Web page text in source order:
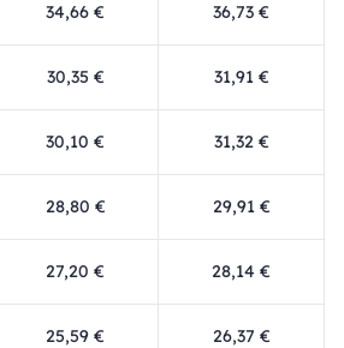
34,66 € 36,73 €
30,35 € 31,91 €
30,10 € 31,32 €
28,80 € 29,91 €
27,20 € 28,14 €
25,59 € 26,37 €